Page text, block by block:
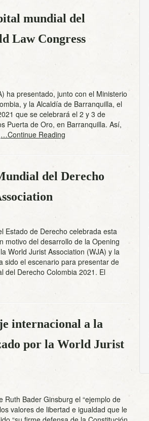
mundial del
Law Congress
ha presentado, junto con el Ministerio
y la Alcaldía de Barranquilla, el
que se celebrará el 2 y 3 de
Puerta de Oro, en Barranquilla. Así,
…Continue Reading
del Derecho
Estado de Derecho celebrada esta
motivo del desarrollo de la Opening
World Jurist Association (WJA) y la
sido el escenario para presentar de
del Derecho Colombia 2021. El
internacional a la
por la World Jurist
Ruth Bader Ginsburg el “ejemplo de
valores de libertad e igualdad que le